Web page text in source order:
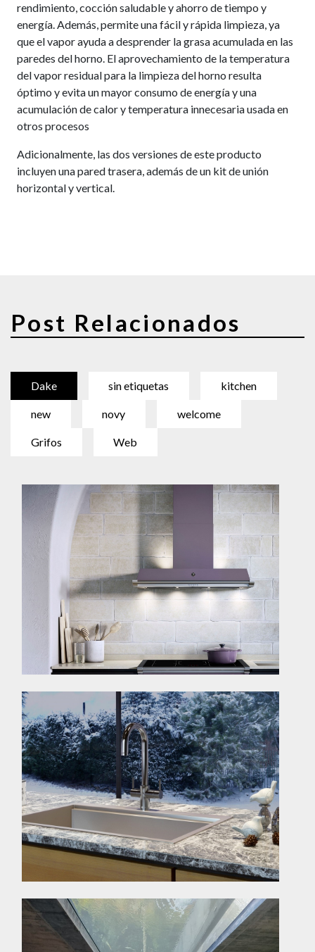
rendimiento, cocción saludable y ahorro de tiempo y
energía. Además, permite una fácil y rápida limpieza, ya
que el vapor ayuda a desprender la grasa acumulada en las
paredes del horno. El aprovechamiento de la temperatura
del vapor residual para la limpieza del horno resulta
óptimo y evita un mayor consumo de energía y una
acumulación de calor y temperatura innecesaria usada en
otros procesos
Adicionalmente, las dos versiones de este producto
incluyen una pared trasera, además de un kit de unión
horizontal y vertical.
Post Relacionados
Dake sin etiquetas kitchen
new novy welcome
Grifos Web